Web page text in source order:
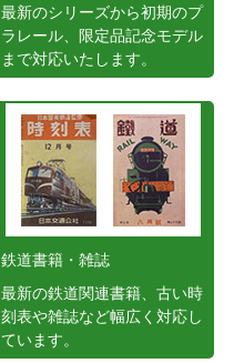
最新のシリーズから初期のプ
ラレール、限定品記念モデル
まで対応いたします。
鉄道書籍・雑誌
最新の鉄道関連書籍、古い時
刻表や雑誌など幅広く対応し
ています。